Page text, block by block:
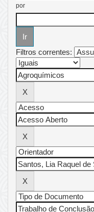
por
Filtros correntes: